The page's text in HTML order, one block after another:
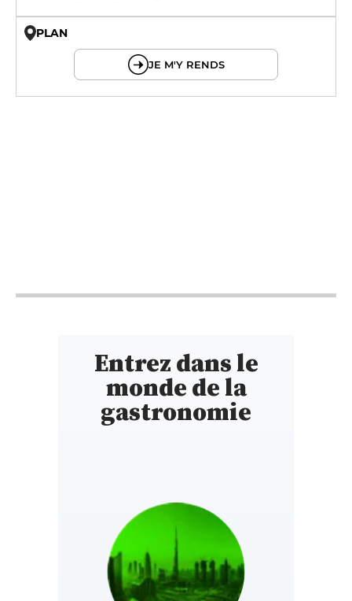
PLAN
JE M'Y RENDS
Entrez dans le
monde de la
gastronomie